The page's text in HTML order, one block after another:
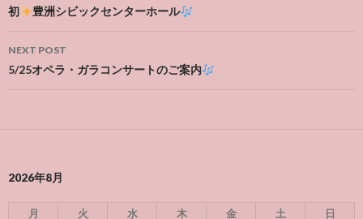
navigation
初 豊洲シビックセンターホール
NEXT POST
5/25オペラ・ガラコンサートのご案内
2026年8月
月 火 水 木 金 土
日